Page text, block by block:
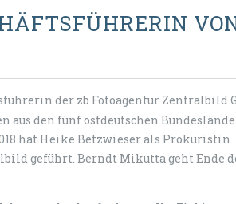
der zb Fotoagentur Zentralbild
aus den fünf ostdeutschen
hat Heike Betzwieser als Prokuristin
geführt. Berndt Mikutta geht Ende